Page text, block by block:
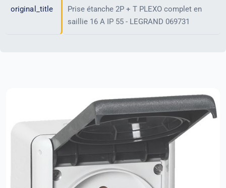
original_title
Prise étanche 2P + T PLEXO complet en
saillie 16 A IP 55 - LEGRAND 069731